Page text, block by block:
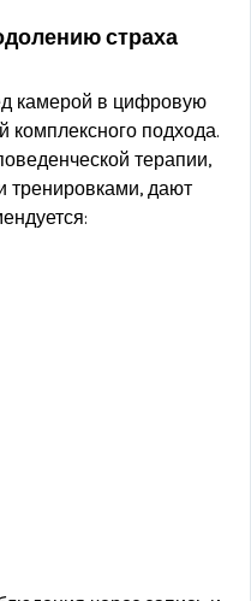
страха
камерой в цифровую
комплексного подхода.
терапии,
тренировками, дают